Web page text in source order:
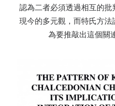
認為二者必須透過相互的
現今的多元觀，而特氏方
為要推敲出這個關